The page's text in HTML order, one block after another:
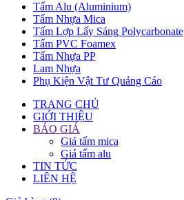
Tấm Alu (Aluminium)
Tấm Nhựa Mica
Tấm Lợp Lấy Sáng Polycarbonate
Tấm PVC Foamex
Tấm Nhựa PP
Lam Nhựa
Phụ Kiện Vật Tư Quảng Cáo
TRANG CHỦ
GIỚI THIỆU
BÁO GIÁ
Giá tấm mica
Giá tấm alu
TIN TỨC
LIÊN HỆ